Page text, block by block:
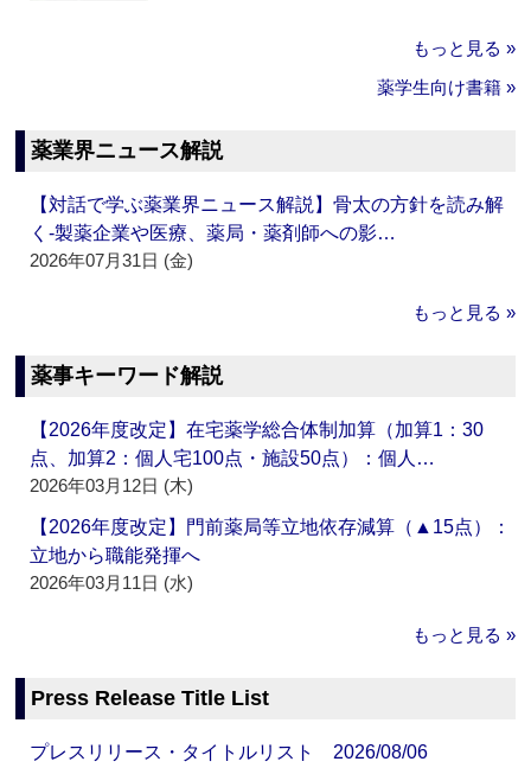
もっと見る »
薬学生向け書籍 »
薬業界ニュース解説
【対話で学ぶ薬業界ニュース解説】骨太の方針を読み解
く‐製薬企業や医療、薬局・薬剤師への影…
2026年07月31日 (金)
もっと見る »
薬事キーワード解説
【2026年度改定】在宅薬学総合体制加算（加算1：30
点、加算2：個人宅100点・施設50点）：個人…
2026年03月12日 (木)
【2026年度改定】門前薬局等立地依存減算（▲15点）：
立地から職能発揮へ
2026年03月11日 (水)
もっと見る »
Press Release Title List
プレスリリース・タイトルリスト 2026/08/06